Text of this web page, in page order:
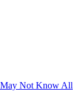
May Not Know All